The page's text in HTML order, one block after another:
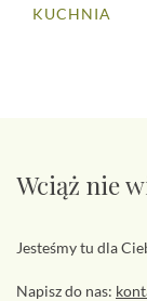
KUCHNIA
Wciąż nie
Jesteśmy tu dla
Napisz do nas: